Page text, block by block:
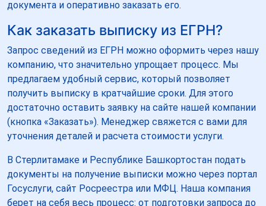
документа и оперативно заказать его.
Как заказать выписку из ЕГРН?
Запрос сведений из ЕГРН можно оформить через нашу
компанию, что значительно упрощает процесс. Мы
предлагаем удобный сервис, который позволяет
получить выписку в кратчайшие сроки. Для этого
достаточно оставить заявку на сайте нашей компании
(кнопка «Заказать»). Менеджер свяжется с вами для
уточнения деталей и расчета стоимости услуги.
В Стерлитамаке и Республике Башкортостан подать
документы на получение выписки можно через портал
Госуслуги, сайт Росреестра или МФЦ. Наша компания
берет на себя весь процесс: от подготовки запроса до